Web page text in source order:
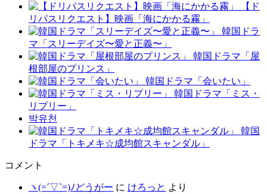
【ド
リパスリクエスト】映画「海にかかる霧」
韓国ドラ
マ「スリーデイズ〜愛と正義〜」
韓国ドラマ「屋
根部屋のプリンス」
韓国ドラマ「会いたい」
韓国ドラマ「ミス・
リプリー」
박유천
韓国
ドラマ「トキメキ☆成均館スキャンダル」
コメント
ヽ(=´▽`=)ﾉどうがー に けろっと より